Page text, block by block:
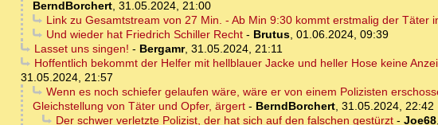
BerndBorchert, 31.05.2024, 21:00
Link zu Gesamtstream von 27 Min. - Ab Min 9:30 kommt erstmalig der Täter
Und wieder hat Friedrich Schiller Recht- Brutus, 01.06.2024, 09:39
Lasset uns singen! - Bergamr, 31.05.2024, 21:11
Hoffentlich bekommt der Helfer mit hellblauer Jacke und heller Hose keine
31.05.2024, 21:57
Wenn es noch schiefer gelaufen wäre, wäre er von einem Polizisten
Gleichstellung von Täter und Opfer, ärgert - BerndBorchert, 31.05.2024, 22:42
Der schwer verletzte Polizist, der hat sich auf den falschen gestürzt- Joe68,